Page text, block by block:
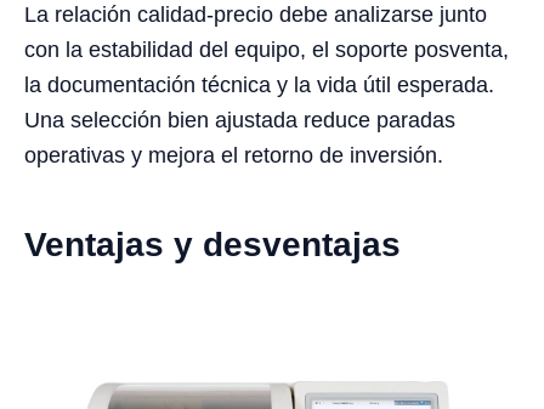
La relación calidad-precio debe analizarse junto
con la estabilidad del equipo, el soporte posventa,
la documentación técnica y la vida útil esperada.
Una selección bien ajustada reduce paradas
operativas y mejora el retorno de inversión.
Ventajas y desventajas